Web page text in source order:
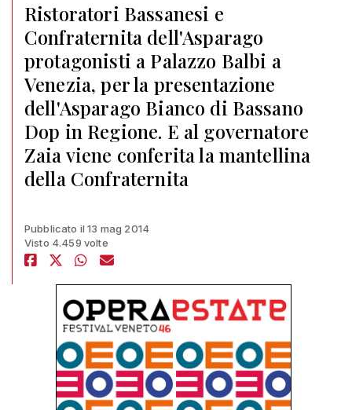
Ristoratori Bassanesi e
Confraternita dell'Asparago
protagonisti a Palazzo Balbi a
Venezia, per la presentazione
dell'Asparago Bianco di Bassano
Dop in Regione. E al governatore
Zaia viene conferita la mantellina
della Confraternita
Pubblicato il 13 mag 2014
Visto 4.459 volte